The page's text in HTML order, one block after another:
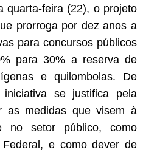
quarta-feira (22), o projeto
prorroga por dez anos a
para concursos públicos
para 30% a reserva de
e quilombolas. De
se justifica pela
as medidas que visem à
no setor público, como
e como dever de